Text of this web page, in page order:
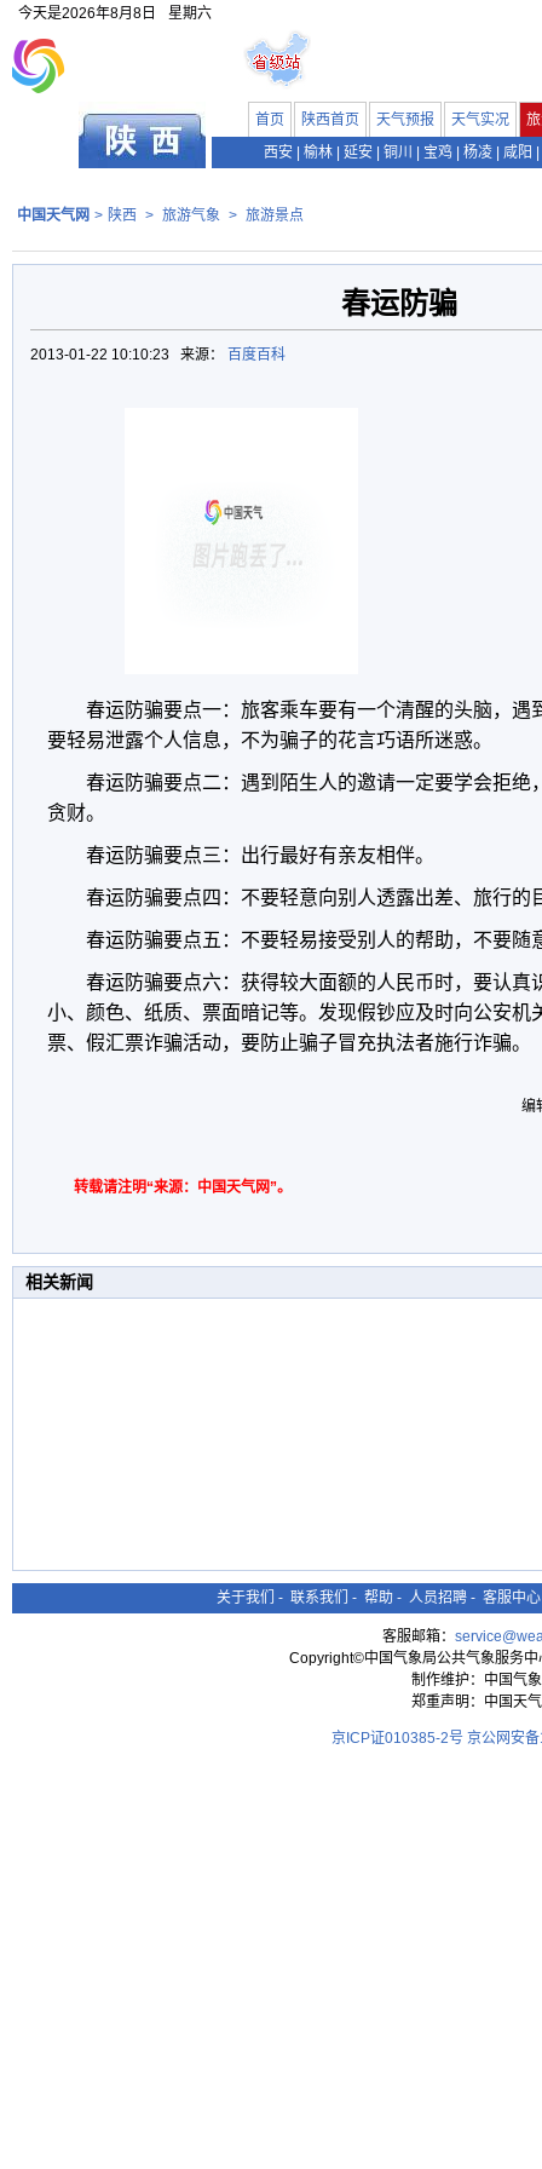
今天是2026年8月8日 星期六
首页 陕西首页 天气预报 天气实况
西安
榆林 延安 铜川 宝鸡 杨凌 咸阳
中国天气网 > 陕西 > 旅游气象 > 旅游景点
春运防骗
2013-01-22 10:10:23 来源： 百度百科
春运防骗要点一：旅客乘车要有一个清醒的头脑，遇
要轻易泄露个人信息，不为骗子的花言巧语所迷惑。
春运防骗要点二：遇到陌生人的邀请一定要学会拒绝
贪财。
春运防骗要点三：出行最好有亲友相伴。
春运防骗要点四：不要轻意向别人透露出差、旅行的
春运防骗要点五：不要轻易接受别人的帮助，不要随
春运防骗要点六：获得较大面额的人民币时，要认真
小、颜色、纸质、票面暗记等。发现假钞应及时向公安机
票、假汇票诈骗活动，要防止骗子冒充执法者施行诈骗。
编
转载请注明“来源：中国天气网”。
相关新闻
关于我们 - 联系我们 - 帮助 - 人员招聘 - 客服中心
客服邮箱：
Copyright©中国气象局公共气象服务
制作维护：中国气
郑重声明：中国天
京ICP证010385-2号 京公网安